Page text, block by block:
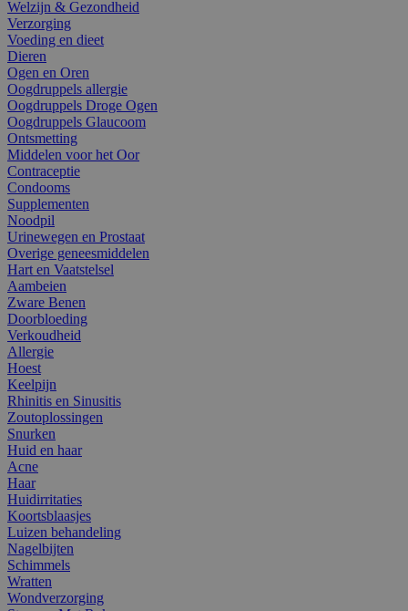
Welzijn & Gezondheid
Verzorging
Voeding en dieet
Dieren
Ogen en Oren
Oogdruppels allergie
Oogdruppels Droge Ogen
Oogdruppels Glaucoom
Ontsmetting
Middelen voor het Oor
Contraceptie
Condooms
Supplementen
Noodpil
Urinewegen en Prostaat
Overige geneesmiddelen
Hart en Vaatstelsel
Aambeien
Zware Benen
Doorbloeding
Verkoudheid
Allergie
Hoest
Keelpijn
Rhinitis en Sinusitis
Zoutoplossingen
Snurken
Huid en haar
Acne
Haar
Huidirritaties
Koortsblaasjes
Luizen behandeling
Nagelbijten
Schimmels
Wratten
Wondverzorging